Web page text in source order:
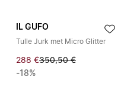
IL GUFO
Tulle Jurk met Micro Glitter
288 €350,50 €
-18%